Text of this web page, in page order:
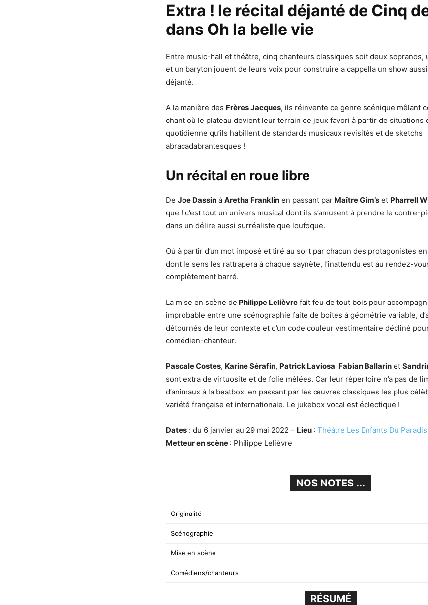
Extra ! le récital déjanté de Cinq
dans Oh la belle vie
Entre music-hall et théâtre, cinq chanteurs classiques soit deux sopranos,
et un baryton jouent de leurs voix pour construire a cappella un show
déjanté.
A la manière des Frères Jacques, ils réinvente ce genre scénique mêlant
chant où le plateau devient leur terrain de jeux favori à partir de situations
quotidienne qu’ils habillent de standards musicaux revisités et de sketchs
abracadabrantesques !
Un récital en roue libre
De Joe Dassin à Aretha Franklin en passant par Maître Gim’s et Pharrell
que ! c’est tout un univers musical dont ils s’amusent à prendre le contre-
dans un délire aussi surréaliste que loufoque.
Où à partir d’un mot imposé et tiré au sort par chacun des protagonistes
dont le sens les rattrapera à chaque saynète, l’inattendu est au rendez-
complètement barré.
La mise en scène de Philippe Lelièvre fait feu de tout bois pour
improbable entre une scénographie faite de boîtes à géométrie variable,
détournés de leur contexte et d’un code couleur vestimentaire décliné
comédien-chanteur.
Pascale Costes, Karine Sérafin, Patrick Laviosa, Fabian Ballarin et
sont extra de virtuosité et de folie mêlées. Car leur répertoire n’a pas de
d’animaux à la beatbox, en passant par les œuvres classiques les plus
variété française et internationale. Le jukebox vocal est éclectique !
Dates : du 6 janvier au 29 mai 2022 – Lieu : Théâtre Les Enfants Du Paradis
Metteur en scène : Philippe Lelièvre
NOS NOTES ...
Originalité
Scénographie
Mise en scène
Comédiens/chanteurs
RÉSUMÉ